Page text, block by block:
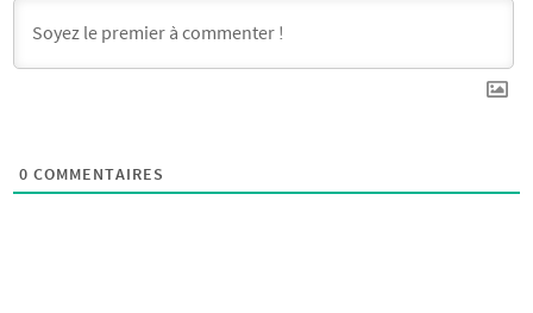
0 COMMENTAIRES